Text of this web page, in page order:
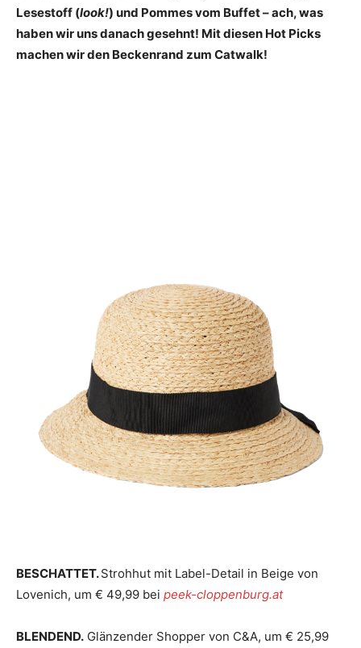
Lesestoff (look!) und Pommes vom Buffet – ach, was
haben wir uns danach gesehnt! Mit diesen Hot Picks
machen wir den Beckenrand zum Catwalk!
BESCHATTET.Strohhut mit Label-Detail in Beige von
Lovenich, um € 49,99 bei peek-cloppenburg.at
BLENDEND. Glänzender Shopper von C&A, um € 25,99